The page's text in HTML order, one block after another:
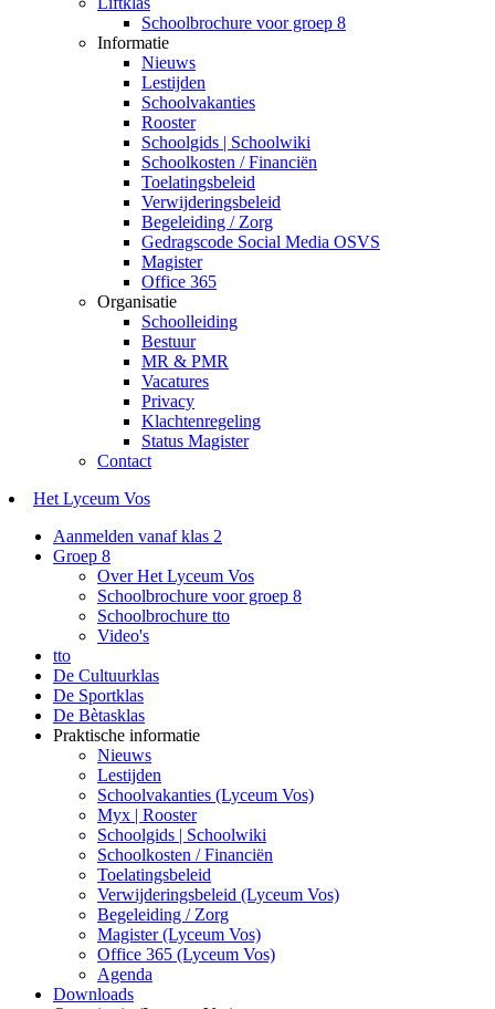
Schoolbrochure voor groep 8
Informatie
Nieuws
Lestijden
Schoolvakanties
Rooster
Schoolgids | Schoolwiki
Schoolkosten / Financiën
Toelatingsbeleid
Verwijderingsbeleid
Begeleiding / Zorg
Gedragscode Social Media OSVS
Magister
Office 365
Organisatie
Schoolleiding
Bestuur
MR & PMR
Vacatures
Privacy
Klachtenregeling
Status Magister
Contact
Het Lyceum Vos
Aanmelden vanaf klas 2
Groep 8
Over Het Lyceum Vos
Schoolbrochure voor groep 8
Schoolbrochure tto
Video's
tto
De Cultuurklas
De Sportklas
De Bètasklas
Praktische informatie
Nieuws
Lestijden
Schoolvakanties (Lyceum Vos)
Myx | Rooster
Schoolgids | Schoolwiki
Schoolkosten / Financiën
Toelatingsbeleid
Verwijderingsbeleid (Lyceum Vos)
Begeleiding / Zorg
Magister (Lyceum Vos)
Office 365 (Lyceum Vos)
Agenda
Downloads